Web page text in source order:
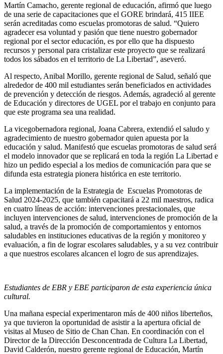
Martín Camacho, gerente regional de educación, afirmó que luego
de una serie de capacitaciones que el GORE brindará, 415 IIEE
serán acreditadas como escuelas promotoras de salud. “Quiero
agradecer esa voluntad y pasión que tiene nuestro gobernador
regional por el sector educación, es por ello que ha dispuesto
recursos y personal para cristalizar este proyecto que se realizará
todos los sábados en el territorio de La Libertad”, aseveró.
Al respecto, Anibal Morillo, gerente regional de Salud, señaló que
alrededor de 400 mil estudiantes serán beneficiados en actividades
de prevención y detección de riesgos. Además, agradeció al gerente
de Educación y directores de UGEL por el trabajo en conjunto para
que este programa sea una realidad.
La vicegobernadora regional, Joana Cabrera, extendió el saludo y
agradecimiento de nuestro gobernador quien apuesta por la
educación y salud. Manifestó que escuelas promotoras de salud será
el modelo innovador que se replicará en toda la región La Libertad e
hizo un pedido especial a los medios de comunicación para que se
difunda esta estrategia pionera histórica en este territorio.
La implementación de la Estrategia de Escuelas Promotoras de
Salud 2024-2025, que también capacitará a 22 mil maestros, radica
en cuatro líneas de acción: intervenciones prestacionales, que
incluyen intervenciones de salud, intervenciones de promoción de la
salud, a través de la promoción de comportamientos y entornos
saludables en instituciones educativas de la región y monitoreo y
evaluación, a fin de lograr escolares saludables, y a su vez contribuir
a que nuestros escolares alcancen el logro de sus aprendizajes.
Estudiantes de EBR y EBE participaron de esta experiencia única
cultural.
Una mañana especial experimentaron más de 400 niños liberteños,
ya que tuvieron la oportunidad de asistir a la apertura oficial de
visitas al Museo de Sitio de Chan Chan. En coordinación con el
Director de la Dirección Desconcentrada de Cultura La Libertad,
David Calderón, nuestro gerente regional de Educación, Martín